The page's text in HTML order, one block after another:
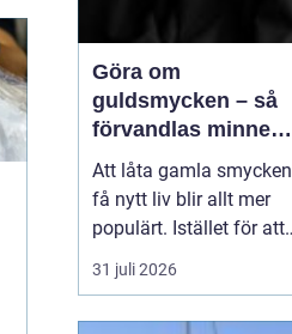
Göra om
guldsmycken – så
förvandlas minnen
till nya favoriter
Att låta gamla smycken
få nytt liv blir allt mer
populärt. Istället för att
låta arvegods ligga i en
låda kan de formas om
31 juli 2026